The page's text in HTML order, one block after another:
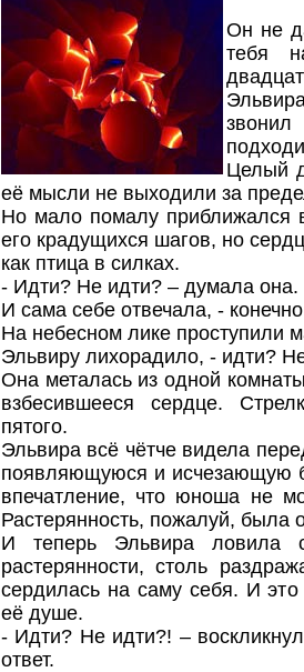
Он не
тебя
Целый
её мысли не выходили за
Но мало помалу приближался
его крадущихся шагов, но
как птица в силках.
- Идти? Не идти? – думала она.
И сама себе отвечала, -
На небесном лике проступили
Эльвиру лихорадило, - идти?
Она металась из одной
взбесившееся сердце.
пятого.
Эльвира всё чётче видела
появляющуюся и исчезающую
впечатление, что юноша не
Растерянность, пожалуй, была
И теперь Эльвира ловила
растерянности, столь
сердилась на саму себя. И это
её душе.
- Идти? Не идти?! –
ответ.